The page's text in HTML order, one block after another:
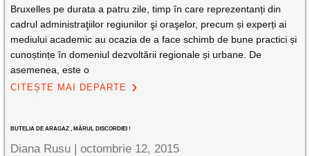
Bruxelles pe durata a patru zile, timp în care reprezentanți din
cadrul administraţiilor regiunilor şi oraşelor, precum și experți ai
mediului academic au ocazia de a face schimb de bune practici și
cunoștințe în domeniul dezvoltării regionale și urbane. De
asemenea, este o
CITEȘTE MAI DEPARTE
BUTELIA DE ARAGAZ , MĂRUL DISCORDIEI !
Diana Rusu |octombrie 12, 2015